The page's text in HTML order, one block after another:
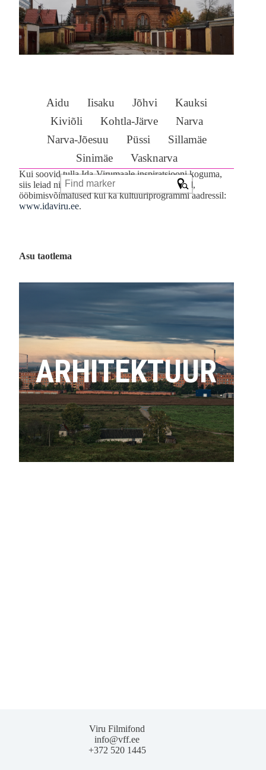
Aidu Iisaku Jõhvi
Kauksi
Kiviõli
Kohtla-Järve
Narva
Narva-Jõesuu
Püssi
Sillamäe
Sinimäe
Vasknarva
60
+
−
Kui soovid tulla Ida-Virumaale inspiratsiooni koguma,
siis leiad nii transpordilahendused, söögikohad,
ööbimisvõimalused kui ka kultuuriprogrammi aadressil:
www.idaviru.ee.
Asu taotlema
ARHITEKTUUR
Viru Filmifond
info@vff.ee
+372 520 1445